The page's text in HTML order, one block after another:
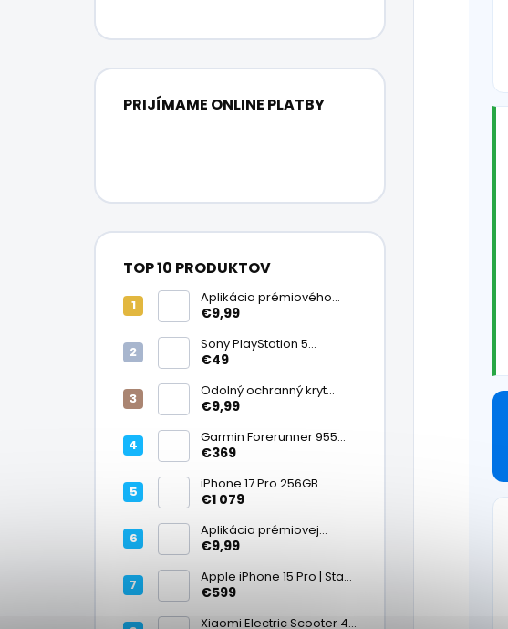
PRIJÍMAME ONLINE PLATBY
TOP 10 PRODUKTOV
Aplikácia prémiového
ochranného skla na
€9,99
Sony PlayStation 5
DualSense bezdrôtový
Vynikajúci – A
€49
Odolný ochranný kryt
transparentný
€9,99
Garmin Forerunner 955
Black, multisport GPS
batéria 15 dní, ECG,
ClimbPro
€369
iPhone 17 Pro 256GB
Cosmic Orange | Stav:
€1 079
Aplikácia prémiovej
tvrdenej fólie na displej
€9,99
Apple iPhone 15 Pro | Stav:
Vynikajúci – A
€599
Xiaomi Electric Scooter 4